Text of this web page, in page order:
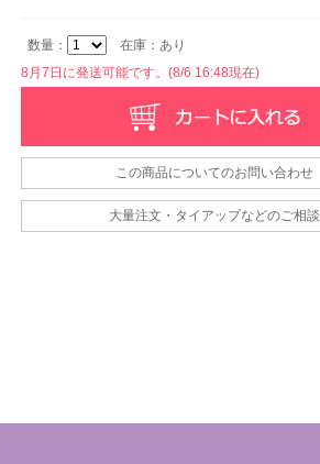
数量：
在庫：あり
8月7日に発送可能です。(8/6 16:48現在)
この商品についてのお問い合わせ
大量注文・タイアップなどのご相談